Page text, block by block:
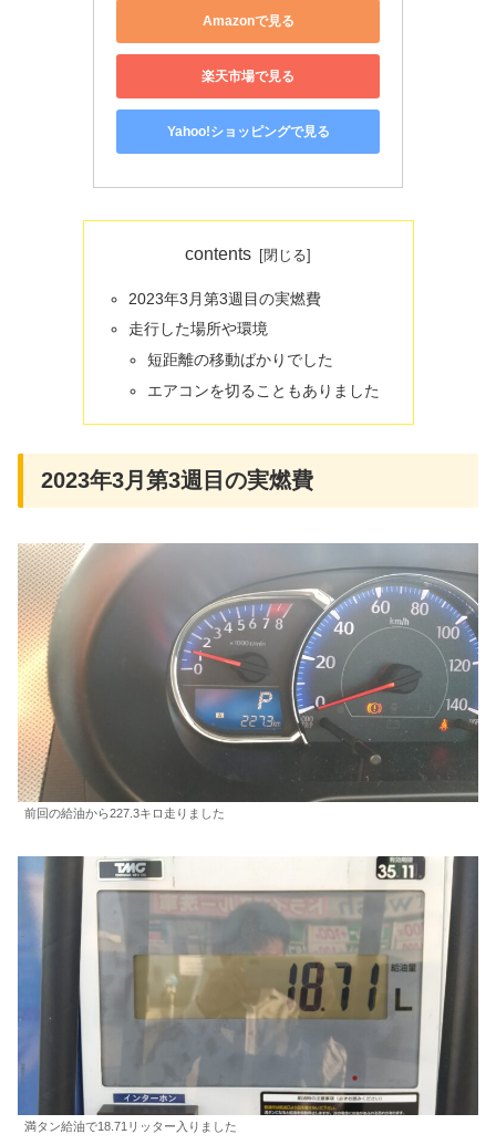
Amazonで見る
楽天市場で見る
Yahoo!ショッピングで見る
contents
2023年3月第3週目の実燃費
走行した場所や環境
短距離の移動ばかりでした
エアコンを切ることもありました
2023年3月第3週目の実燃費
前回の給油から227.3キロ走りました
満タン給油で18.71リッター入りました